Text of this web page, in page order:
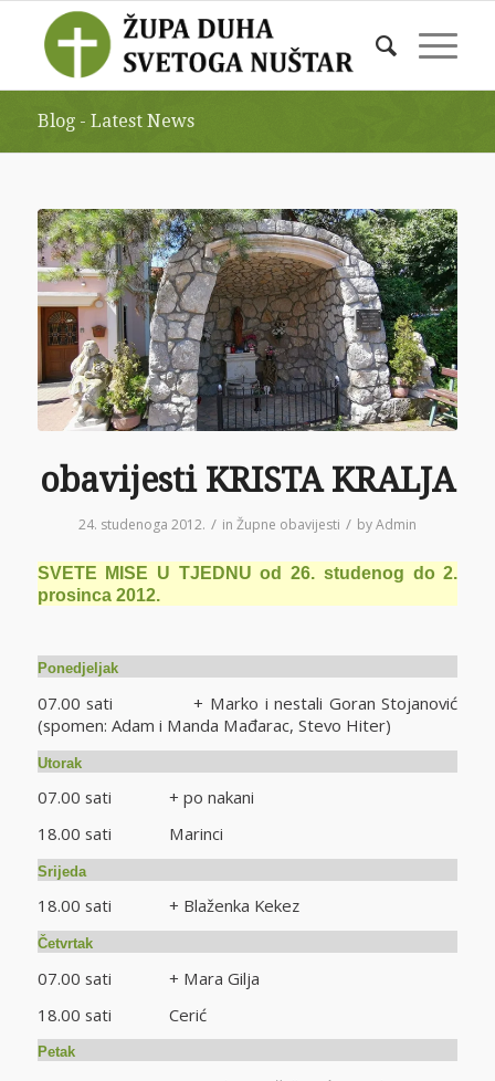
Blog - Latest News
obavijesti KRISTA KRALJA
24. studenoga 2012. / in Župne obavijesti / byAdmin
SVETE MISE U TJEDNU od 26. studenog do 2.
prosinca 2012.
Ponedjeljak
07.00 sati + Marko i nestali Goran Stojanović
(spomen: Adam i Manda Mađarac, Stevo Hiter)
Utorak
07.00 sati + po nakani
18.00 sati Marinci
Srijeda
18.00 sati + Blaženka Kekez
Četvrtak
07.00 sati + Mara Gilja
18.00 sati Cerić
Petak